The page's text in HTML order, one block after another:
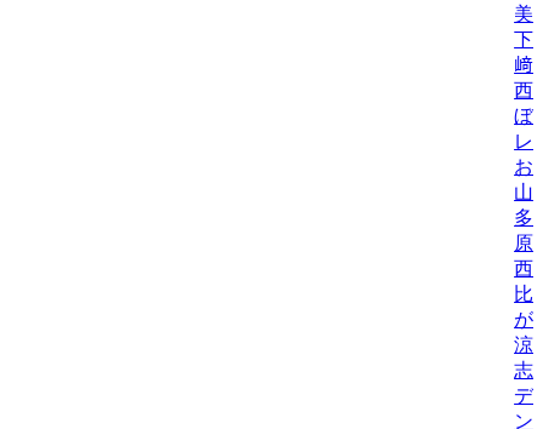
美/
下
﨑
西
ぼ/
レ
お
山
多
原
西
比
が
涼/
志
デ
ン